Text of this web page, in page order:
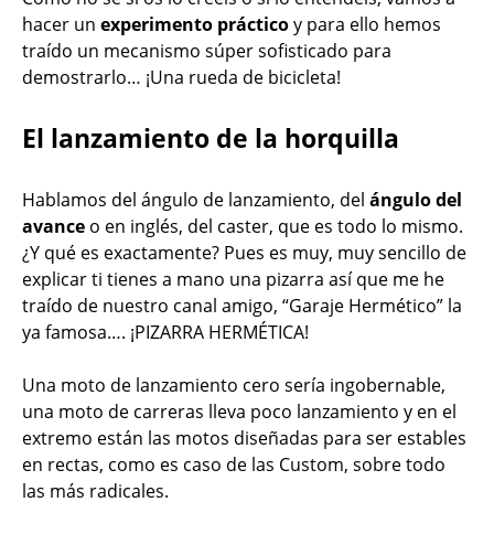
hacer un experimento prácticoy para ello hemos
traído un mecanismo súper sofisticado para
demostrarlo… ¡Una rueda de bicicleta!
El lanzamiento de la horquilla
Hablamos del ángulo de lanzamiento, del ángulo del
avance o en inglés, del caster, que es todo lo mismo.
¿Y qué es exactamente? Pues es muy, muy sencillo de
explicar ti tienes a mano una pizarra así que me he
traído de nuestro canal amigo, “Garaje Hermético” la
ya famosa…. ¡PIZARRA HERMÉTICA!
Una moto de lanzamiento cero sería ingobernable,
una moto de carreras lleva poco lanzamiento y en el
extremo están las motos diseñadas para ser estables
en rectas, como es caso de las Custom, sobre todo
las más radicales.